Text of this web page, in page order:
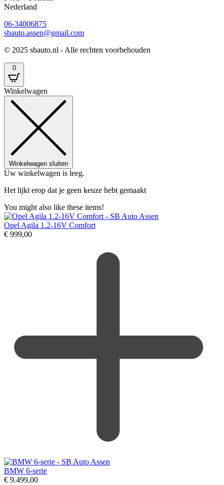
Nederland
06-34006875
sbauto.assen@gmail.com
© 2025 sbauto.nl - Alle rechten voorbehouden
0
Winkelwagen
Winkelwagen sluiten
Uw winkelwagen is leeg.
Het lijkt erop dat je geen keuze hebt gemaakt
You might also like these items!
Opel Agila 1.2-16V Comfort
€ 999,00
BMW 6-serie
€ 9.499,00